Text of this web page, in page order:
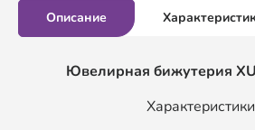
Описание
Ювелирная бижутерия